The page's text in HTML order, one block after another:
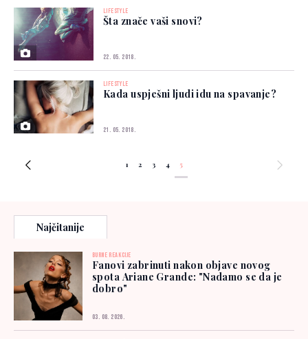
LIFESTYLE
Šta znače vaši snovi?
22. 05. 2018.
LIFESTYLE
Kada uspješni ljudi idu na spavanje?
21. 05. 2018.
1 2 3 4 5
Najčitanije
BURNE REAKCIJE
Fanovi zabrinuti nakon objave novog
spota Ariane Grande: "Nadamo se da je
dobro"
03. 08. 2026.